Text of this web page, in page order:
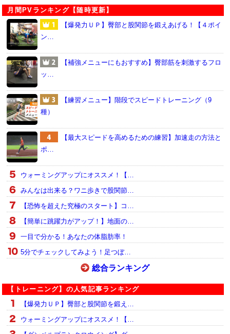
月間PVランキング【随時更新】
【爆発力ＵＰ】臀部と股関節を鍛えあげる！【４ポイ
ン…
【補強メニューにもおすすめ】臀部筋を刺激するフロ
ッ…
【練習メニュー】階段でスピードトレーニング（9
種）
【最大スピードを高めるための練習】加速走の方法と
ポ…
ウォーミングアップにオススメ！【…
みんなは出来る？ワニ歩きで股関節…
【恐怖を超えた究極のスタート】コ…
【簡単に跳躍力がアップ！】地面の…
一目で分かる！あなたの体脂肪率！
5分でチェックしてみよう！足つぼ…
総合ランキング
【トレーニング】の人気記事ランキング
【爆発力ＵＰ】臀部と股関節を鍛え…
ウォーミングアップにオススメ！【…